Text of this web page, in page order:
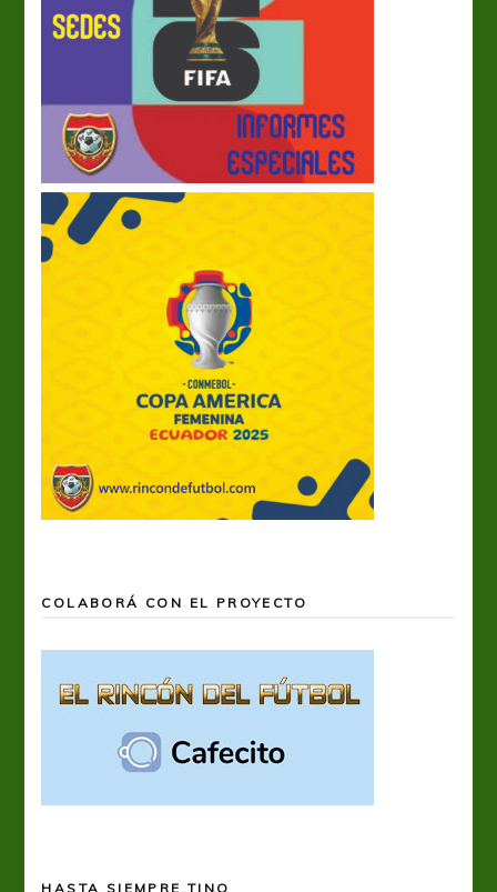
COLABORÁ CON EL PROYECTO
HASTA SIEMPRE TINO